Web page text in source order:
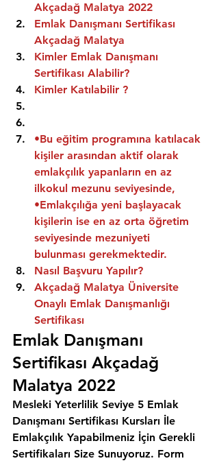
Akçadağ Malatya 2022
Emlak Danışmanı Sertifikası
Akçadağ Malatya
Kimler Emlak Danışmanı
Sertifikası Alabilir?
Kimler Katılabilir ?
•Bu eğitim programına katılacak
kişiler arasından aktif olarak
emlakçılık yapanların en az
ilkokul mezunu seviyesinde,
•Emlakçılığa yeni başlayacak
kişilerin ise en az orta öğretim
seviyesinde mezuniyeti
bulunması gerekmektedir.
Nasıl Başvuru Yapılır?
Akçadağ Malatya Üniversite
Onaylı Emlak Danışmanlığı
Sertifikası
Emlak Danışmanı
Sertifikası Akçadağ
Malatya 2022
Mesleki Yeterlilik Seviye 5 Emlak
Danışmanı Sertifikası Kursları İle
Emlakçılık Yapabilmeniz İçin Gerekli
Sertifikaları Size Sunuyoruz. Form